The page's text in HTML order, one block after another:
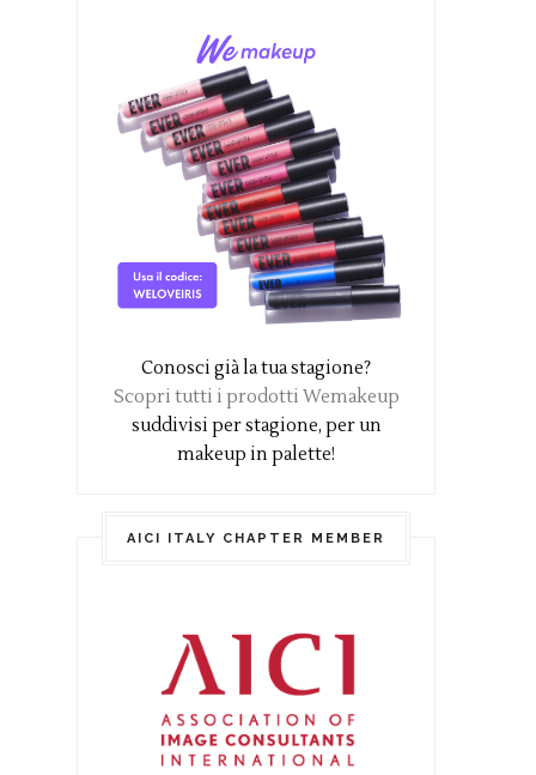
Conosci già la tua stagione?
Scopri tutti i prodotti Wemakeup
suddivisi per stagione, per un
makeup in palette!
AICI ITALY CHAPTER MEMBER